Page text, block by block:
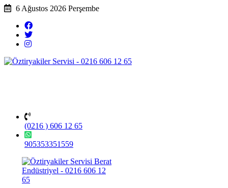
6 Ağustos 2026 Perşembe
(0216 ) 606 12 65
905353351559